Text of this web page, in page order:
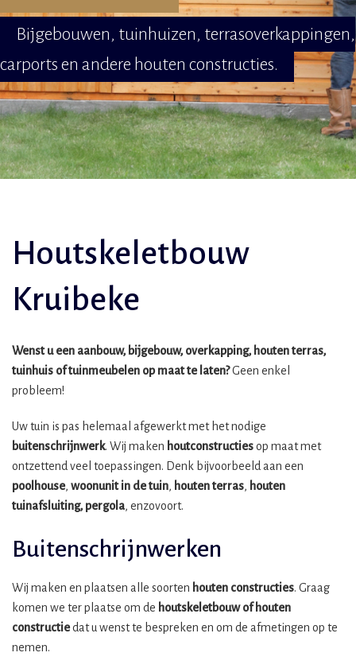
Bijgebouwen, tuinhuizen, terrasoverkappingen,
carports en andere houten constructies.
Houtskeletbouw
Kruibeke
Wenst u een aanbouw, bijgebouw, overkapping, houten terras,
tuinhuis of tuinmeubelen op maat te laten?Geen enkel
probleem!
Uw tuin is pas helemaal afgewerkt met het nodige
buitenschrijnwerk. Wij maken houtconstructiesop maat met
ontzettend veel toepassingen. Denk bijvoorbeeld aan een
poolhouse, woonunit in de tuin, houten terras, houten
tuinafsluiting, pergola, enzovoort.
Buitenschrijnwerken
Wij maken en plaatsen alle soorten houten constructies. Graag
komen we ter plaatse om de houtskeletbouw of houten
constructiedat u wenst te bespreken en om de afmetingen op te
nemen.